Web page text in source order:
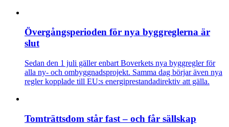
Övergångsperioden för nya byggreglerna är
slut
Sedan den 1 juli gäller enbart Boverkets nya byggregler för
alla ny- och ombyggnadsprojekt. Samma dag börjar även nya
regler kopplade till EU:s energiprestandadirektiv att gälla.
Tomträttsdom står fast – och får sällskap